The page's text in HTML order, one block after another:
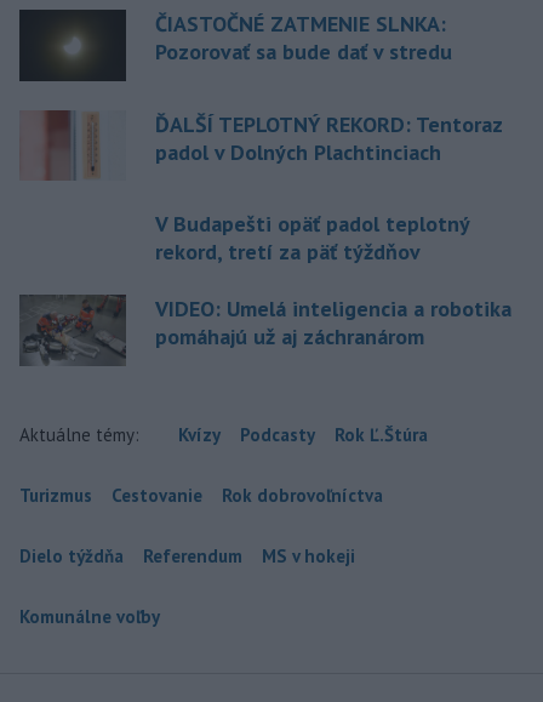
ČIASTOČNÉ ZATMENIE SLNKA:
Pozorovať sa bude dať v stredu
ĎALŠÍ TEPLOTNÝ REKORD: Tentoraz
padol v Dolných Plachtinciach
V Budapešti opäť padol teplotný
rekord, tretí za päť týždňov
VIDEO: Umelá inteligencia a robotika
pomáhajú už aj záchranárom
Aktuálne témy: Kvízy Podcasty Rok Ľ.Štúra
Turizmus Cestovanie Rok dobrovoľníctva
Dielo týždňa Referendum MS v hokeji
Komunálne voľby